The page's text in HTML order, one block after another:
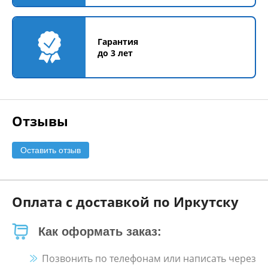
Гарантия
до 3 лет
Отзывы
Оставить отзыв
Оплата с доставкой по Иркутску
Как оформать заказ:
Позвонить по телефонам или написать через